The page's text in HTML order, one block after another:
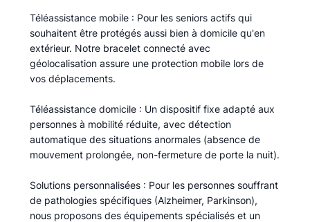
Téléassistance mobile : Pour les seniors actifs qui
souhaitent être protégés aussi bien à domicile qu'en
extérieur. Notre bracelet connecté avec
géolocalisation assure une protection mobile lors de
vos déplacements.
Téléassistance domicile : Un dispositif fixe adapté aux
personnes à mobilité réduite, avec détection
automatique des situations anormales (absence de
mouvement prolongée, non-fermeture de porte la nuit).
Solutions personnalisées : Pour les personnes souffrant
de pathologies spécifiques (Alzheimer, Parkinson),
nous proposons des équipements spécialisés et un